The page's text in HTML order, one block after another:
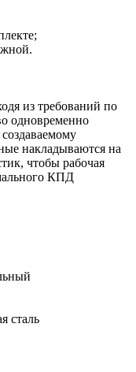
из требований по
одновременно
накладываются на
чтобы рабочая
КПД
сталь